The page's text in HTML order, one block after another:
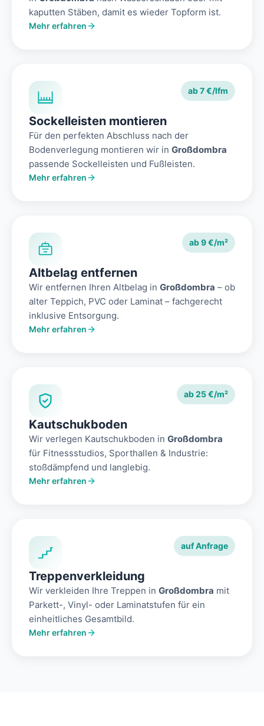
kaputten Stäben, damit es wieder Topform ist.
Mehr erfahren
ab 7 €/lfm
Sockelleisten montieren
Für den perfekten Abschluss nach der
Bodenverlegung montieren wir in Großdombra
passende Sockelleisten und Fußleisten.
Mehr erfahren
ab 9 €/m²
Altbelag entfernen
Wir entfernen Ihren Altbelag in Großdombra – ob
alter Teppich, PVC oder Laminat – fachgerecht
inklusive Entsorgung.
Mehr erfahren
ab 25 €/m²
Kautschukboden
Wir verlegen Kautschukboden in Großdombra
für Fitnessstudios, Sporthallen & Industrie:
stoßdämpfend und langlebig.
Mehr erfahren
auf Anfrage
Treppenverkleidung
Wir verkleiden Ihre Treppen in Großdombra mit
Parkett-, Vinyl- oder Laminatstufen für ein
einheitliches Gesamtbild.
Mehr erfahren